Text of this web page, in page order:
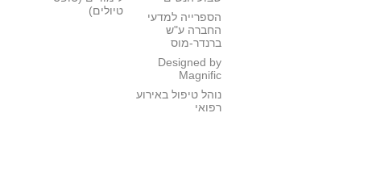
הספרייה למדעי
החברה ע"ש
ברנדר-מוס
Designed by
Magnific
נוהל טיפול באירוע
רפואי
טיולים)